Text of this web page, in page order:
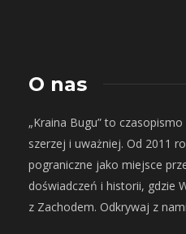
O nas
„Kraina Bugu” to
szerzej i uważniej. Od 2011
pograniczne jako miejsce
doświadczeń i historii, gdzie
z Zachodem. Odkrywaj z